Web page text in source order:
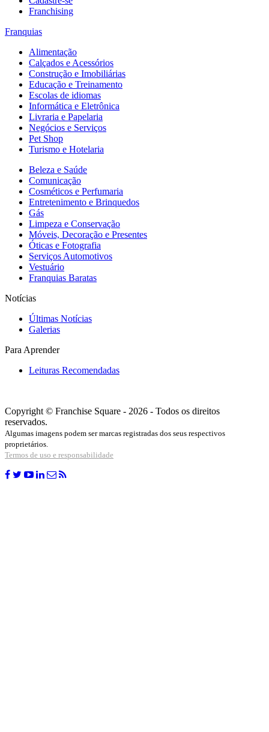
Franchising
Franquias
Alimentação
Calçados e Acessórios
Construção e Imobiliárias
Educação e Treinamento
Escolas de idiomas
Informática e Eletrônica
Livraria e Papelaria
Negócios e Serviços
Pet Shop
Turismo e Hotelaria
Beleza e Saúde
Comunicação
Cosméticos e Perfumaria
Entretenimento e Brinquedos
Gás
Limpeza e Conservação
Móveis, Decoração e Presentes
Óticas e Fotografia
Serviços Automotivos
Vestuário
Franquias Baratas
Notícias
Últimas Notícias
Galerias
Para Aprender
Leituras Recomendadas
Copyright © Franchise Square - 2026 - Todos os direitos
reservados.
Algumas imagens podem ser marcas registradas dos seus respectivos
proprietários.
Termos de uso e responsabilidade